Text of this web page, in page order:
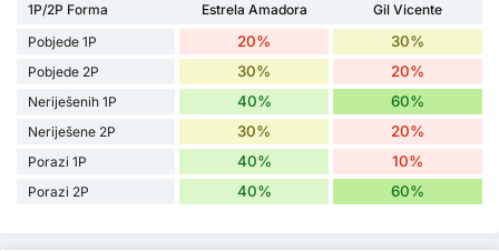
1P/2P Forma Estrela Amadora
Gil Vicente
Pobjede 1P
20% 30%
Pobjede 2P 30% 20%
Neriješenih 1P 40% 60%
Neriješene 2P 30% 20%
Porazi 1P 40% 10%
Porazi 2P 40% 60%